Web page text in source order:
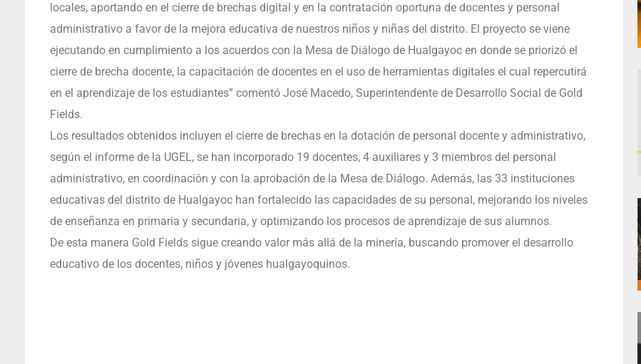
locales, aportando en el cierre de brechas digital y en la contratación oportuna de docentes y personal
administrativo a favor de la mejora educativa de nuestros niños y niñas del distrito. El proyecto se viene
ejecutando en cumplimiento a los acuerdos con la Mesa de Diálogo de Hualgayoc en donde se priorizó el
cierre de brecha docente, la capacitación de docentes en el uso de herramientas digitales el cual repercutirá
en el aprendizaje de los estudiantes” comentó José Macedo, Superintendente de Desarrollo Social de Gold
Fields.
Los resultados obtenidos incluyen el cierre de brechas en la dotación de personal docente y administrativo,
según el informe de la UGEL, se han incorporado 19 docentes, 4 auxiliares y 3 miembros del personal
administrativo, en coordinación y con la aprobación de la Mesa de Diálogo. Además, las 33 instituciones
educativas del distrito de Hualgayoc han fortalecido las capacidades de su personal, mejorando los niveles
de enseñanza en primaria y secundaria, y optimizando los procesos de aprendizaje de sus alumnos.
De esta manera Gold Fields sigue creando valor más allá de la minería, buscando promover el desarrollo
educativo de los docentes, niños y jóvenes hualgayoquinos.